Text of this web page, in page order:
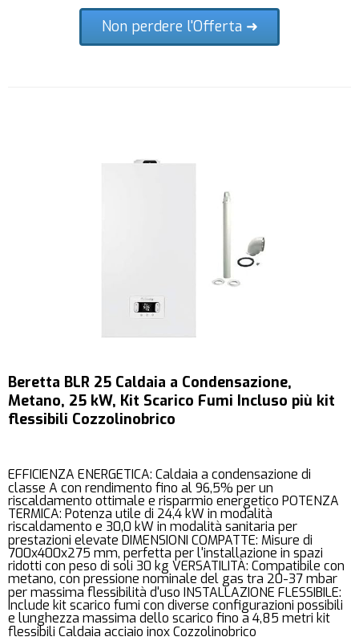
Non perdere l'Offerta ➜
Beretta BLR 25 Caldaia a Condensazione,
Metano, 25 kW, Kit Scarico Fumi Incluso più kit
flessibili Cozzolinobrico
EFFICIENZA ENERGETICA: Caldaia a condensazione di
classe A con rendimento fino al 96,5% per un
riscaldamento ottimale e risparmio energetico POTENZA
TERMICA: Potenza utile di 24,4 kW in modalità
riscaldamento e 30,0 kW in modalità sanitaria per
prestazioni elevate DIMENSIONI COMPATTE: Misure di
700x400x275 mm, perfetta per l'installazione in spazi
ridotti con peso di soli 30 kg VERSATILITÀ: Compatibile con
metano, con pressione nominale del gas tra 20-37 mbar
per massima flessibilità d'uso INSTALLAZIONE FLESSIBILE:
Include kit scarico fumi con diverse configurazioni possibili
e lunghezza massima dello scarico fino a 4,85 metri kit
flessibili Caldaia acciaio inox Cozzolinobrico